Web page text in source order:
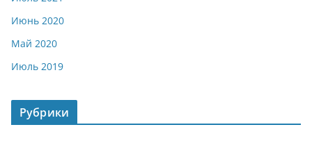
Июнь 2020
Май 2020
Июль 2019
Рубрики